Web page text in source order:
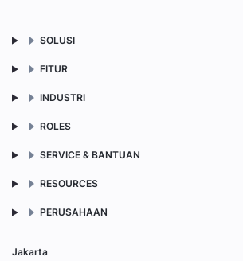
SOLUSI
FITUR
INDUSTRI
ROLES
SERVICE & BANTUAN
RESOURCES
PERUSAHAAN
Jakarta